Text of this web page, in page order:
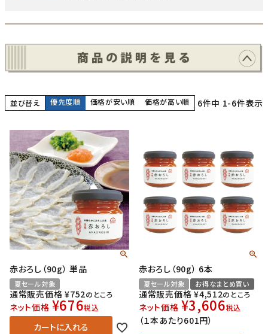
並び替え 優先度順 価格が安い順 価格が高い順 6件中 1-6件表示
赤おろし（90g） 単品
夏セール対象
通常販売価格 ¥752のところ
ネット価格 ¥676税込
カートに入れる
赤おろし（90g） 6本
夏セール対象 お得なまとめ買い
通常販売価格 ¥4,512のところ
ネット価格 ¥3,606税込
（１本あたり601円）